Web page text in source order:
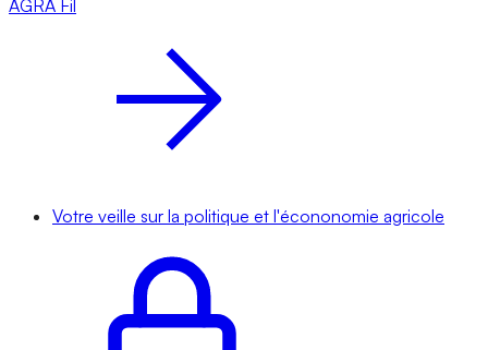
AGRA Fil
Votre veille sur la politique et l'écononomie agricole